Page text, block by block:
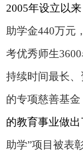
2005年设立以
助学金440万元
考优秀师生3600
持续时间最长
的专项慈善基金
的教育事业做出
助学”项目被表